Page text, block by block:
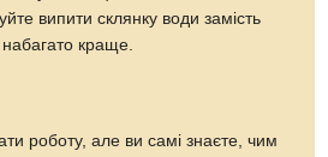
випити склянку води замість
краще.
роботу, але ви самі знаєте, чим